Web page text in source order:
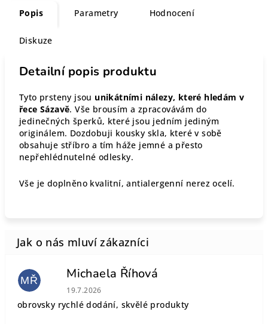
Popis Parametry Hodnocení
Diskuze
Detailní popis produktu
Tyto prsteny jsou unikátními nálezy, které hledám v
řece Sázavě. Vše brousím a zpracovávám do
jedinečných šperků, které jsou jedním jediným
originálem. Dozdobuji kousky skla, které v sobě
obsahuje stříbro a tím háže jemné a přesto
nepřehlédnutelné odlesky.
Vše je doplněno kvalitní, antialergenní nerez ocelí.
MŘ Michaela Říhová
Hodnocení obchodu je 5 z 5 hvězdiček.
19.7.2026
obrovsky rychlé dodání, skvělé produkty